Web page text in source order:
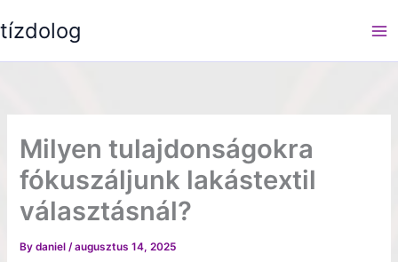
to
tízdolog
Milyen tulajdonságokra
fókuszáljunk lakástextil
választásnál?
Bydaniel/augusztus 14, 2025